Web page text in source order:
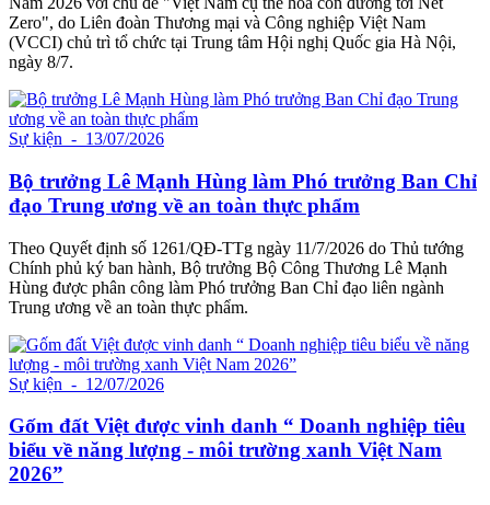
Zero", do Liên đoàn Thương mại và Công nghiệp Việt Nam
(VCCI) chủ trì tổ chức tại Trung tâm Hội nghị Quốc gia Hà Nội,
ngày 8/7.
Sự kiện - 13/07/2026
Bộ trưởng Lê Mạnh Hùng làm Phó trưởng Ban Chỉ
đạo Trung ương về an toàn thực phẩm
Theo Quyết định số 1261/QĐ-TTg ngày 11/7/2026 do Thủ tướng
Chính phủ ký ban hành, Bộ trưởng Bộ Công Thương Lê Mạnh
Hùng được phân công làm Phó trưởng Ban Chỉ đạo liên ngành
Trung ương về an toàn thực phẩm.
Sự kiện - 12/07/2026
Gốm đất Việt được vinh danh “ Doanh nghiệp tiêu
biểu về năng lượng - môi trường xanh Việt Nam
2026”